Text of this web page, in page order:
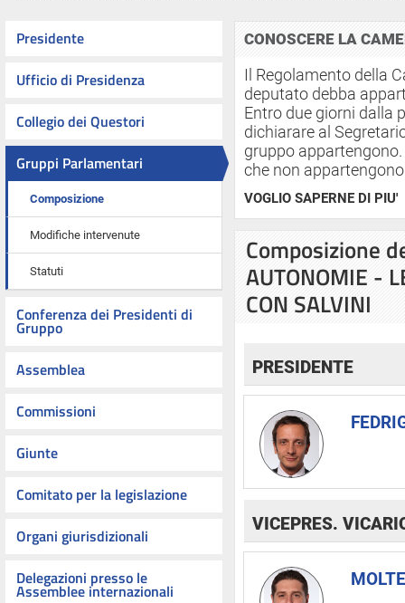
Presidente
Ufficio di Presidenza
Collegio dei Questori
Gruppi Parlamentari
Composizione
Modifiche intervenute
Statuti
Conferenza dei Presidenti di
Gruppo
Assemblea
Commissioni
Giunte
Comitato per la legislazione
Organi giurisdizionali
Delegazioni presso le
Assemblee internazionali
CONOSCERE LA
Il Regolamento della
deputato debba
Entro due giorni dalla
dichiarare al
gruppo
che non
VOGLIO SAPERNE DI PIU'
Composizione
AUTONOMIE -
CON SALVINI
PRESIDENTE
VICEPRES.